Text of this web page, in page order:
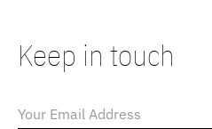
Keep in touch